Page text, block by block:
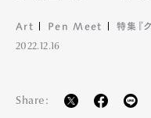
Art Pen Meet 特集『
2022.12.16
Share: